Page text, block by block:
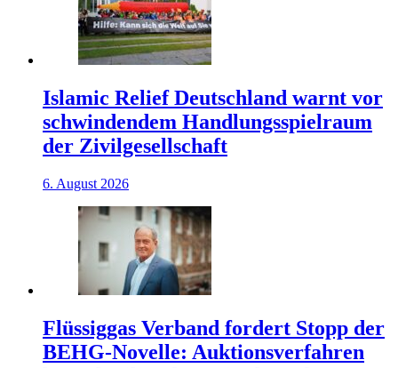
Islamic Relief Deutschland warnt vor
schwindendem Handlungsspielraum
der Zivilgesellschaft
6. August 2026
Flüssiggas Verband fordert Stopp der
BEHG-Novelle: Auktionsverfahren